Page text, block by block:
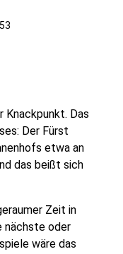
Knackpunkt. Das
Der Fürst
etwa an
das beißt sich
Zeit in
nächste oder
wäre das